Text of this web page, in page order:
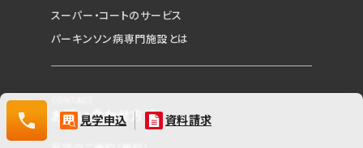
0120-
532-
見学申込 資料請求
スーパー・コートのサービス
パーキンソン病専門施設とは
お問い合わせ方法